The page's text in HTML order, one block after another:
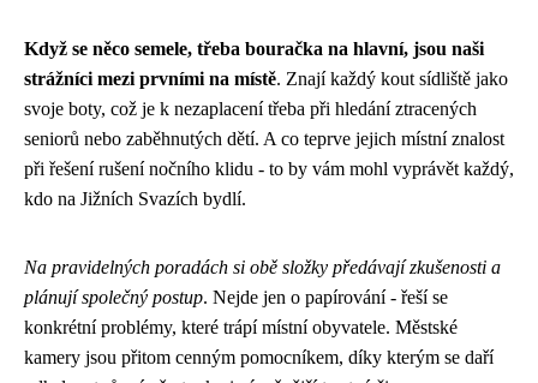
Když se něco semele, třeba bouračka na hlavní, jsou naši
strážníci mezi prvními na místě. Znají každý kout sídliště jako
svoje boty, což je k nezaplacení třeba při hledání ztracených
seniorů nebo zaběhnutých dětí. A co teprve jejich místní znalost
při řešení rušení nočního klidu - to by vám mohl vyprávět každý,
kdo na Jižních Svazích bydlí.
Na pravidelných poradách si obě složky předávají zkušenosti a
plánují společný postup. Nejde jen o papírování - řeší se
konkrétní problémy, které trápí místní obyvatele. Městské
kamery jsou přitom cenným pomocníkem, díky kterým se daří